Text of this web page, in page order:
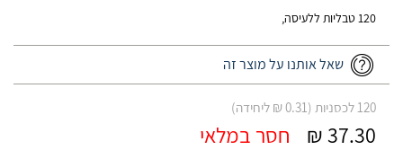
120 טבליות ללעיסה,
שאל אותנו על מוצר זה
120 לכסניות (0.31 ₪ ליחידה)
37.30 ₪ חסר במלאי